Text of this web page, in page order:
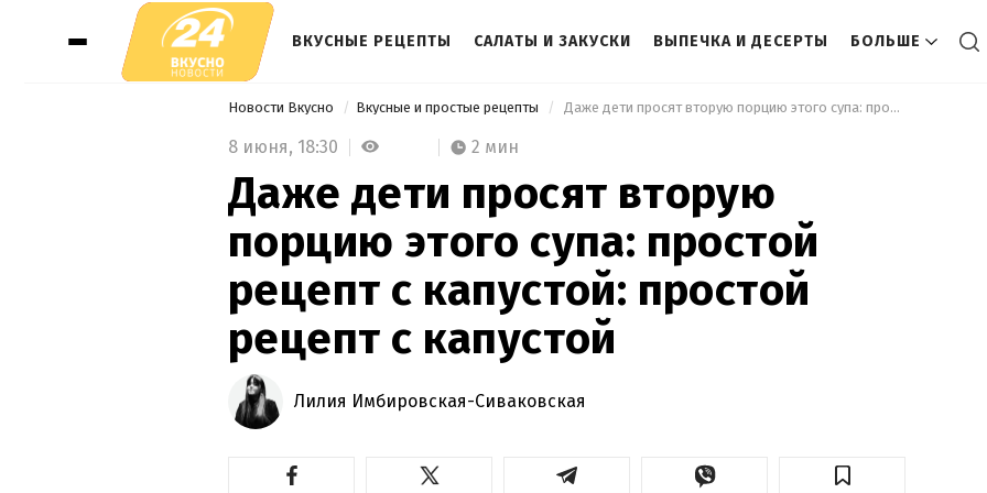
ВКУСНЫЕ РЕЦЕПТЫ САЛАТЫ И ЗАКУСКИ ВЫПЕЧКА И ДЕСЕРТЫ БОЛЬШЕ
Новости Вкусно Вкусные и простые рецепты Даже дети просят вторую порцию этого супа: простой рецепт с капустой: простой рецепт с капустой
8 июня, 18:30 2 мин
Даже дети просят вторую
порцию этого супа: простой
рецепт с капустой: простой
рецепт с капустой
Лилия Имбировская-Сиваковская